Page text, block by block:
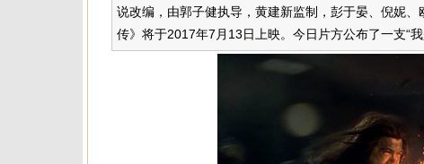
说改编，由郭子健执导，黄建新监制，彭于晏、倪妮
传》将于2017年7月13日上映。今日片方公布了一支“